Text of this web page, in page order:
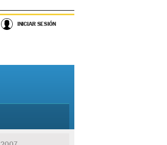
INICIAR SESIÓN